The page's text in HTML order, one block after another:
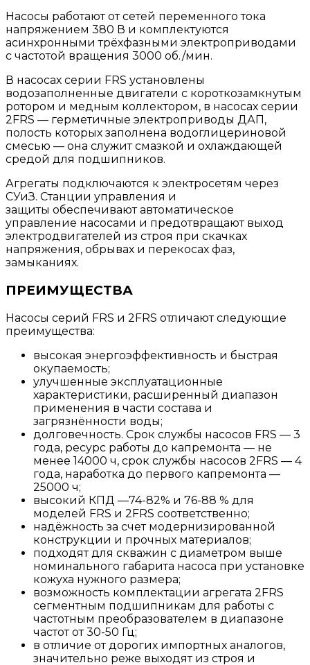
Насосы работают от сетей переменного тока
напряжением 380 В и комплектуются
асинхронными трёхфазными электроприводами
с частотой вращения 3000 об./мин.
В насосах серии FRS установлены
водозаполненные двигатели с короткозамкнутым
ротором и медным коллектором, в насосах серии
2FRS — герметичные электроприводы ДАП,
полость которых заполнена водоглицериновой
смесью — она служит смазкой и охлаждающей
средой для подшипников.
Агрегаты подключаются к электросетям через
СУиЗ. Станции управления и
защиты обеспечивают автоматическое
управление насосами и предотвращают выход
электродвигателей из строя при скачках
напряжения, обрывах и перекосах фаз,
замыканиях.
ПРЕИМУЩЕСТВА
Насосы серий FRS и 2FRS отличают следующие
преимущества:
высокая энергоэффективность и быстрая
окупаемость;
улучшенные эксплуатационные
характеристики, расширенный диапазон
применения в части состава и
загрязнённости воды;
долговечность. Срок службы насосов FRS — 3
года, ресурс работы до капремонта — не
менее 14000 ч, срок службы насосов 2FRS — 4
года, наработка до первого капремонта —
25000 ч;
высокий КПД —74-82% и 76-88 % для
моделей FRS и 2FRS соответственно;
надёжность за счет модернизированной
конструкции и прочных материалов;
подходят для скважин с диаметром выше
номинального габарита насоса при установке
кожуха нужного размера;
возможность комплектации агрегата 2FRS
сегментным подшипникам для работы с
частотным преобразователем в диапазоне
частот от 30-50 Гц;
в отличие от дорогих импортных аналогов,
значительно реже выходят из строя и